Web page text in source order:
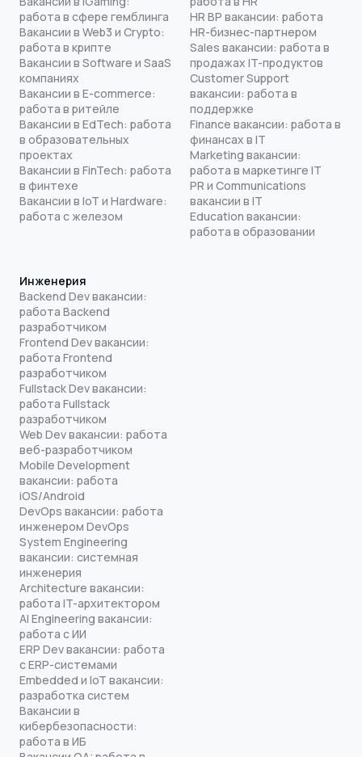
работа в сфере гемблинга
Вакансии в Web3 и Crypto:
работа в крипте
Вакансии в Software и SaaS
компаниях
Вакансии в E-commerce:
работа в ритейле
Вакансии в EdTech: работа
в образовательных
проектах
Вакансии в FinTech: работа
в финтехе
Вакансии в IoT и Hardware:
работа с железом
HR BP вакансии: работа
HR-бизнес-партнером
Sales вакансии: работа в
продажах IT-продуктов
Customer Support
вакансии: работа в
поддержке
Finance вакансии: работа в
финансах в IT
Marketing вакансии:
работа в маркетинге IT
PR и Communications
вакансии в IT
Education вакансии:
работа в образовании
Инженерия
Backend Dev вакансии:
работа Backend
разработчиком
Frontend Dev вакансии:
работа Frontend
разработчиком
Fullstack Dev вакансии:
работа Fullstack
разработчиком
Web Dev вакансии: работа
веб-разработчиком
Mobile Development
вакансии: работа
iOS/Android
DevOps вакансии: работа
инженером DevOps
System Engineering
вакансии: системная
инженерия
Architecture вакансии:
работа IT-архитектором
AI Engineering вакансии:
работа с ИИ
ERP Dev вакансии: работа
с ERP-системами
Embedded и IoT вакансии:
разработка систем
Вакансии в
кибербезопасности:
работа в ИБ